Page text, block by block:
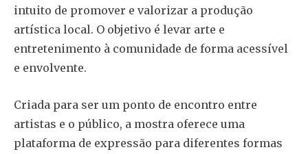
intuito de promover e valorizar a produção
artística local. O objetivo é levar arte e
entretenimento à comunidade de forma acessível
e envolvente.
Criada para ser um ponto de encontro entre
artistas e o público, a mostra oferece uma
plataforma de expressão para diferentes formas